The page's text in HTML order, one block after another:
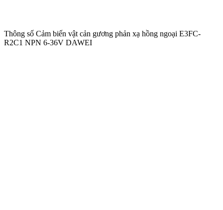
Thông số Cảm biến vật cản gương phản xạ hồng ngoại E3FC-
R2C1 NPN 6-36V DAWEI